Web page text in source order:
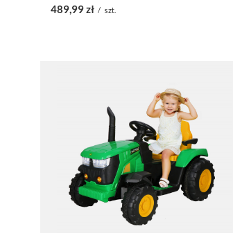
489,99 zł / szt.